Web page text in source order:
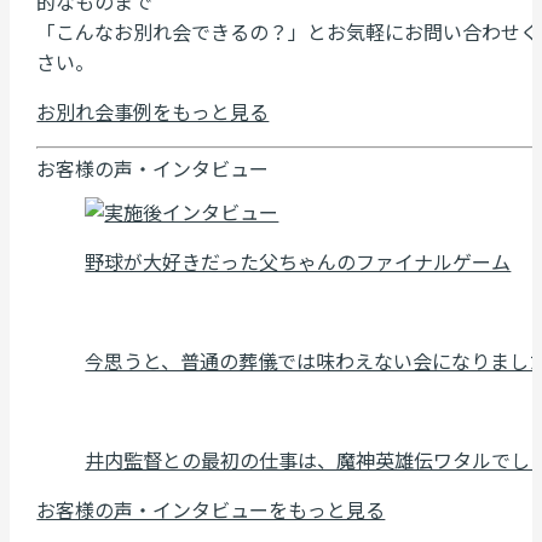
「こんなお別れ会できるの？」とお気軽にお問い合わせ
さい。
お別れ会事例をもっと見る
お客様の声・インタビュー
野球が大好きだった父ちゃんのファイナルゲーム
今思うと、普通の葬儀では味わえない会になりまし
井内監督との最初の仕事は、魔神英雄伝ワタルでし
お客様の声・インタビューをもっと見る